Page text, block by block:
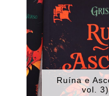
Ruína e
vol.